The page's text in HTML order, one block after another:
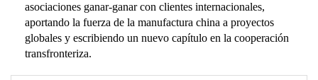
asociaciones ganar-ganar con clientes internacionales,
aportando la fuerza de la manufactura china a proyectos
globales y escribiendo un nuevo capítulo en la cooperación
transfronteriza.